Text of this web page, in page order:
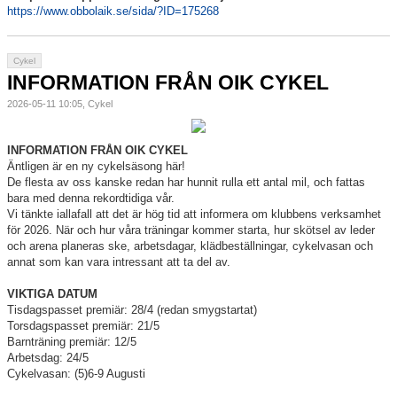
Medlemskap
Våra sponsorer
https://www.obbolaik.se/sida/?ID=175268
Cykel
INFORMATION FRÅN OIK CYKEL
2026-05-11 10:05, Cykel
INFORMATION FRÅN OIK CYKEL
Äntligen är en ny cykelsäsong här!
De flesta av oss kanske redan har hunnit rulla ett antal mil, och fattas
bara med denna rekordtidiga vår.
Vi tänkte iallafall att det är hög tid att informera om klubbens verksamhet
för 2026. När och hur våra träningar kommer starta, hur skötsel av leder
och arena planeras ske, arbetsdagar, klädbeställningar, cykelvasan och
annat som kan vara intressant att ta del av.
VIKTIGA DATUM
Tisdagspasset premiär: 28/4 (redan smygstartat)
Torsdagspasset premiär: 21/5
Barnträning premiär: 12/5
Arbetsdag: 24/5
Cykelvasan: (5)6-9 Augusti